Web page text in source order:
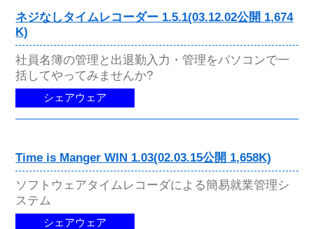
ネジなしタイムレコーダー 1.5.1(03.12.02公開 1,674
K)
社員名簿の管理と出退勤入力・管理をパソコンで一
括してやってみませんか?
シェアウェア
Time is Manger WIN 1.03(02.03.15公開 1,658K)
ソフトウェアタイムレコーダによる簡易就業管理シ
ステム
シェアウェア